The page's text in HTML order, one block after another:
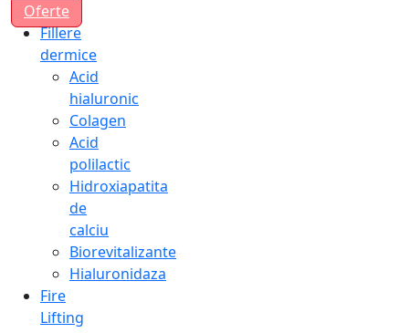
Oferte
Fillere
dermice
Acid
hialuronic
Colagen
Acid
polilactic
Hidroxiapatita
de
calciu
Biorevitalizante
Hialuronidaza
Fire
Lifting